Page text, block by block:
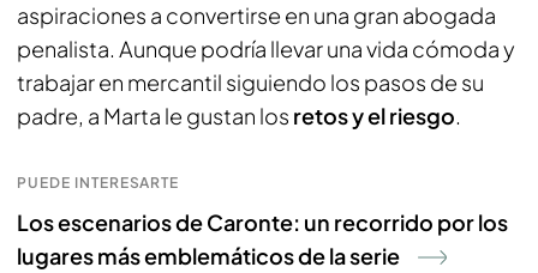
aspiraciones a convertirse en una gran abogada
penalista. Aunque podría llevar una vida cómoda y
trabajar en mercantil siguiendo los pasos de su
padre, a Marta le gustan los retos y el riesgo.
PUEDE INTERESARTE
Los escenarios de Caronte: un recorrido por los
lugares más emblemáticos de la serie